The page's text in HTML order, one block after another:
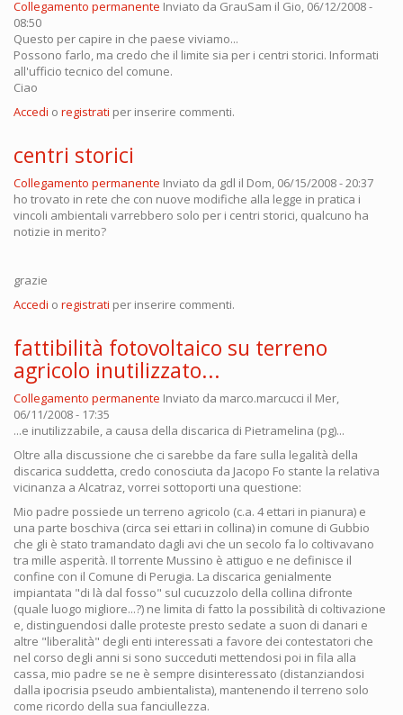
Collegamento permanente Inviato da GrauSam il Gio, 06/12/2008 -
08:50
Questo per capire in che paese viviamo...
Possono farlo, ma credo che il limite sia per i centri storici. Informati
all'ufficio tecnico del comune.
Ciao
Accedi o registrati per inserire commenti.
centri storici
Collegamento permanente Inviato da gdl il Dom, 06/15/2008 - 20:37
ho trovato in rete che con nuove modifiche alla legge in pratica i
vincoli ambientali varrebbero solo per i centri storici, qualcuno ha
notizie in merito?
grazie
Accedi o registrati per inserire commenti.
fattibilità fotovoltaico su terreno
agricolo inutilizzato...
Collegamento permanente Inviato da marco.marcucci il Mer,
06/11/2008 - 17:35
...e inutilizzabile, a causa della discarica di Pietramelina (pg)...
Oltre alla discussione che ci sarebbe da fare sulla legalità della
discarica suddetta, credo conosciuta da Jacopo Fo stante la relativa
vicinanza a Alcatraz, vorrei sottoporti una questione:
Mio padre possiede un terreno agricolo (c.a. 4 ettari in pianura) e
una parte boschiva (circa sei ettari in collina) in comune di Gubbio
che gli è stato tramandato dagli avi che un secolo fa lo coltivavano
tra mille asperità. Il torrente Mussino è attiguo e ne definisce il
confine con il Comune di Perugia. La discarica genialmente
impiantata "di là dal fosso" sul cucuzzolo della collina difronte
(quale luogo migliore...?) ne limita di fatto la possibilità di coltivazione
e, distinguendosi dalle proteste presto sedate a suon di danari e
altre "liberalità" degli enti interessati a favore dei contestatori che
nel corso degli anni si sono succeduti mettendosi poi in fila alla
cassa, mio padre se ne è sempre disinteressato (distanziandosi
dalla ipocrisia pseudo ambientalista), mantenendo il terreno solo
come ricordo della sua fanciullezza.